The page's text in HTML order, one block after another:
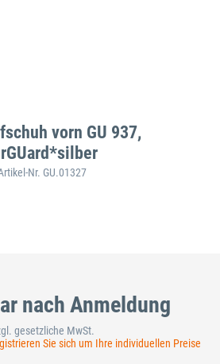
vorn GU 937,
Nr. GU.01327
nach Anmeldung
gesetzliche MwSt.
Sie sich um Ihre individuellen Preise